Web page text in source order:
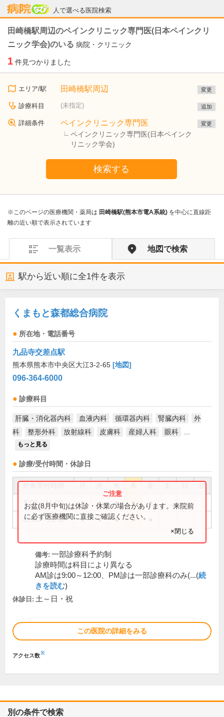
人で選べる医院検索
病院なび
田崎橋駅周辺のペインクリニック専門医(日本ペインクリ
ニック学会)のいる 病院・クリニック
1 件見つかりました
エリア/駅 田崎橋駅周辺 変更
診療科目 (未指定) 追加
詳細条件 ペインクリニック専門医
ペインクリニック専門医(日本ペインク
リニック学会)
変更
検索する
※このページの医療機関・薬局は 田崎橋駅(熊本市電A系統) を中心に直線距
離の近い順で表示されています
一覧表示 地図で検索
駅から近い順に全1件を表示
くまもと森都総合病院
所在地・電話番号
九品寺交差点駅
熊本県熊本市中央区大江3-2-65 [地図]
096-364-6000
診療科目
肝臓・消化器内科 血液内科 循環器内科 腎臓内科
外
科
整形外科 放射線科 皮膚科 産婦人科 眼科
もっと見る
診療/受付時間・休診日
祝
8:00～11:00 ● ● ● ● ●
12:30～15:30 ● ● ● ●
お盆(8月中旬)は休診・休業の場合があります。来院前
に必ず医療機関に直接ご確認ください。
×閉じる
備考: 一部診療科予約制
診療時間は科目により異なる
AM診は9:00～12:00、PM診は一部診療科のみ(...(続
きを読む)
休診日: 土～日・祝
この医院の詳細をみる
アクセス数※
別の条件で検索